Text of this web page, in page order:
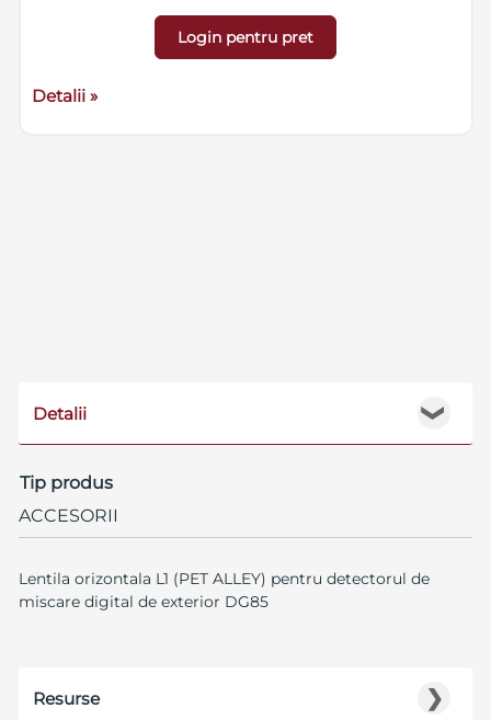
Login pentru pret
Detalii »
❯
Detalii
Tip produs
ACCESORII
Lentila orizontala L1 (PET ALLEY) pentru detectorul de
miscare digital de exterior DG85
❯
Resurse